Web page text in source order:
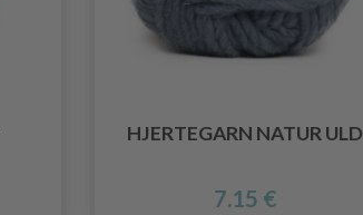
HJERTEGARN NATUR ULD
7.15 €